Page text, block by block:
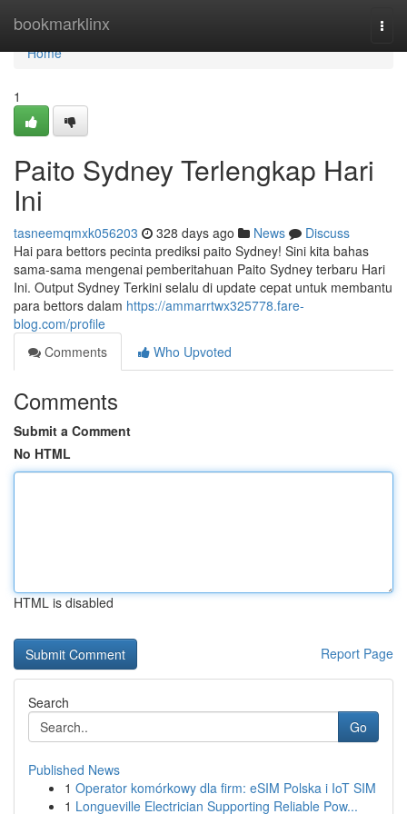
bookmarklinx
Home
Home
1
Paito Sydney Terlengkap Hari
Ini
tasneemqmxk056203 328 days ago News
Discuss
Hai para bettors pecinta prediksi paito Sydney! Sini kita bahas
sama-sama mengenai pemberitahuan Paito Sydney terbaru Hari
Ini. Output Sydney Terkini selalu di update cepat untuk membantu
para bettors dalam https://ammarrtwx325778.fare-
blog.com/profile
Comments
Who Upvoted
Comments
Submit a Comment
No HTML
HTML is disabled
Report Page
Search
Go
Published News
1 Operator komórkowy dla firm: eSIM Polska i IoT SIM
1 Longueville Electrician Supporting Reliable Pow...